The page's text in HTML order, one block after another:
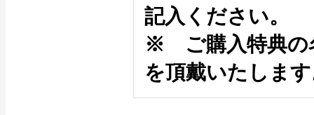
記入ください。
※ ご購入特典の
を頂戴いたしま